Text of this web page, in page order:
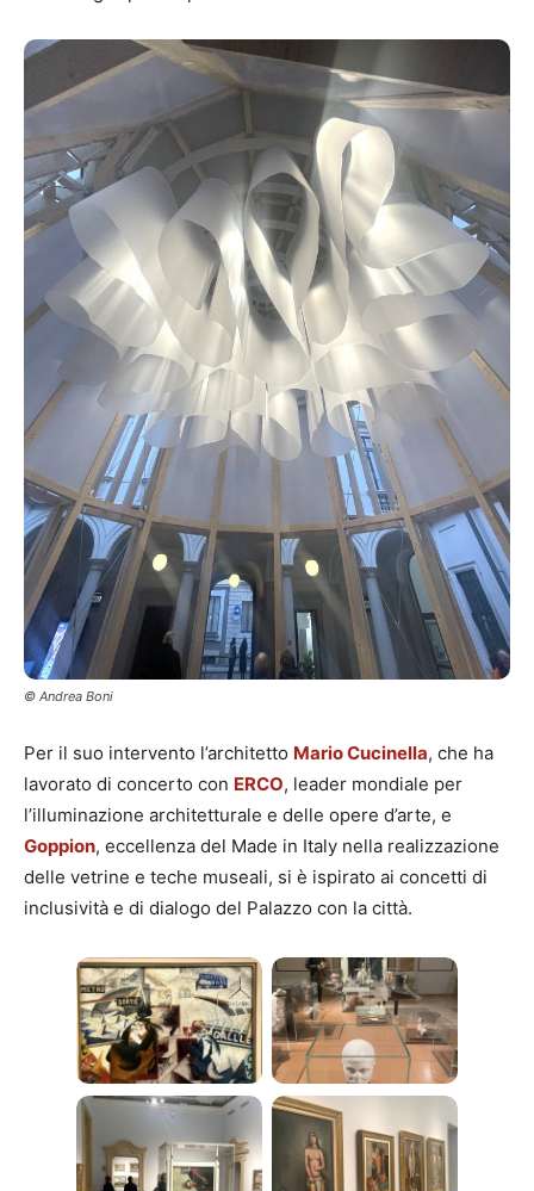
© Andrea Boni
Per il suo intervento l’architetto Mario Cucinella, che ha
lavorato di concerto con ERCO, leader mondiale per
l’illuminazione architetturale e delle opere d’arte, e
Goppion, eccellenza del Made in Italy nella realizzazione
delle vetrine e teche museali, si è ispirato ai concetti di
inclusività e di dialogo del Palazzo con la città.